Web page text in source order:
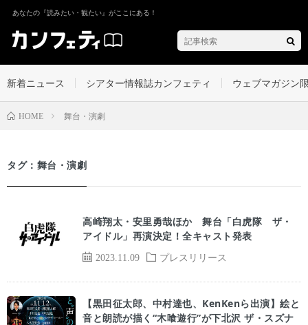
あなたの『読みたい・観たい』がここにある！
新着ニュース シアター情報誌カンフェティ ウェブマガジン
HOME 舞台・演劇
タグ：舞台・演劇
2023.11.09 プレスリリース
高崎翔太・安里勇哉ほか 舞台「白虎隊 ザ・
アイドル」再演決定！全キャスト発表
【黒田征太郎、中村達也、KenKenら出演】絵と
音と朗読が描く“木喰遊行”が下北沢 ザ・スズナ